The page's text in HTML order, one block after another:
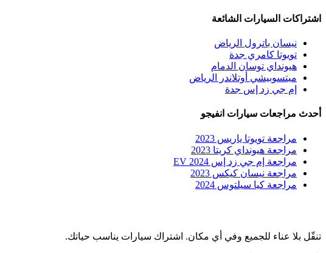
اشتراكات السيارات الشائعة
نيسان باترول الرياض
تويوتا كامري جدة
هيونداي توسان الدمام
ميتسوبيشي أوتلاندر الرياض
إم جي زد إس جدة
أحدث مراجعات سيارات انفيجو
مراجعة تويوتا ياريس 2023
مراجعة هيونداي كريتا 2023
مراجعة إم جي زد إس EV 2024
مراجعة نيسان كيكس 2023
مراجعة كيا سيلتوس 2024
تنقّل بلا عناء للجميع وفي أي مكان. اشتراك سيارات يناسب حياتك.